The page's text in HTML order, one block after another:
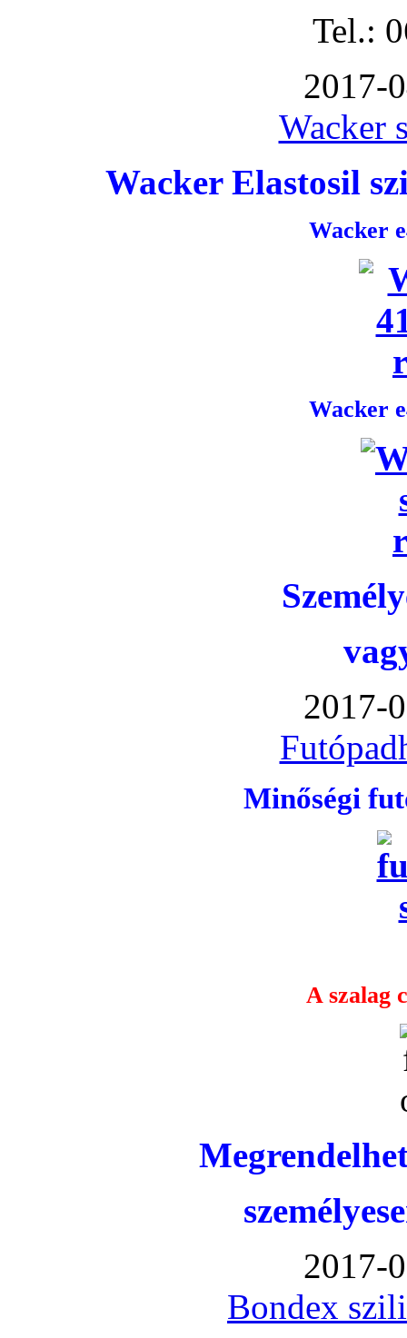
Tel.:
2017-
Wacker
Wacker Elastosil
Wacker
Wacker
2017-
Minőségi
A szalag
2017-
Bondex